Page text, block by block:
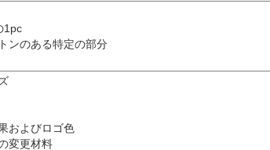
1pc
ンのある特定の部分
およびロゴ色
変更材料